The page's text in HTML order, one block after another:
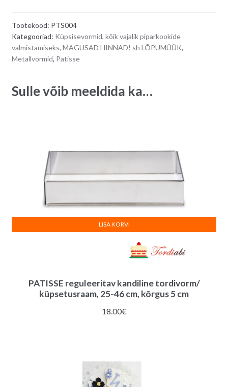
4
x
2,5
9
Tootekood: PTS004
Kategooriad: Küpsisevormid, kõik vajalik piparkookide
valmistamiseks, MAGUSAD HINNAD! sh LÕPUMÜÜK,
Metallvormid, Patisse
Sulle võib meeldida ka…
PATISSE reguleeritav kandiline tordivorm/
küpsetusraam, 25-46 cm, kõrgus 5 cm
18.00€
LISA KORVI